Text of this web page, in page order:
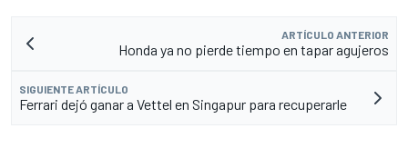
ARTÍCULO ANTERIOR
Honda ya no pierde tiempo en tapar agujeros
SIGUIENTE ARTÍCULO
Ferrari dejó ganar a Vettel en Singapur para recuperarle